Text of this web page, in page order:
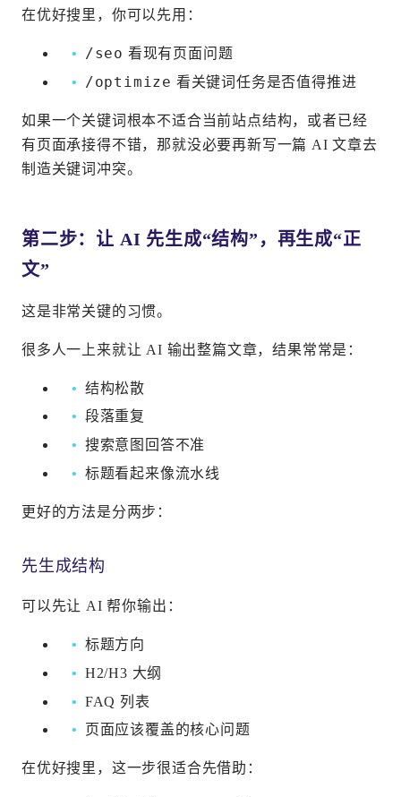
在优好搜里，你可以先用：
/seo 看现有页面问题
/optimize 看关键词任务是否值得推进
如果一个关键词根本不适合当前站点结构，或者已经
有页面承接得不错，那就没必要再新写一篇 AI 文章去
制造关键词冲突。
第二步：让 AI 先生成“结构”，再生成“正
文”
这是非常关键的习惯。
很多人一上来就让 AI 输出整篇文章，结果常常是：
结构松散
段落重复
搜索意图回答不准
标题看起来像流水线
更好的方法是分两步：
先生成结构
可以先让 AI 帮你输出：
标题方向
H2/H3 大纲
FAQ 列表
页面应该覆盖的核心问题
在优好搜里，这一步很适合先借助：